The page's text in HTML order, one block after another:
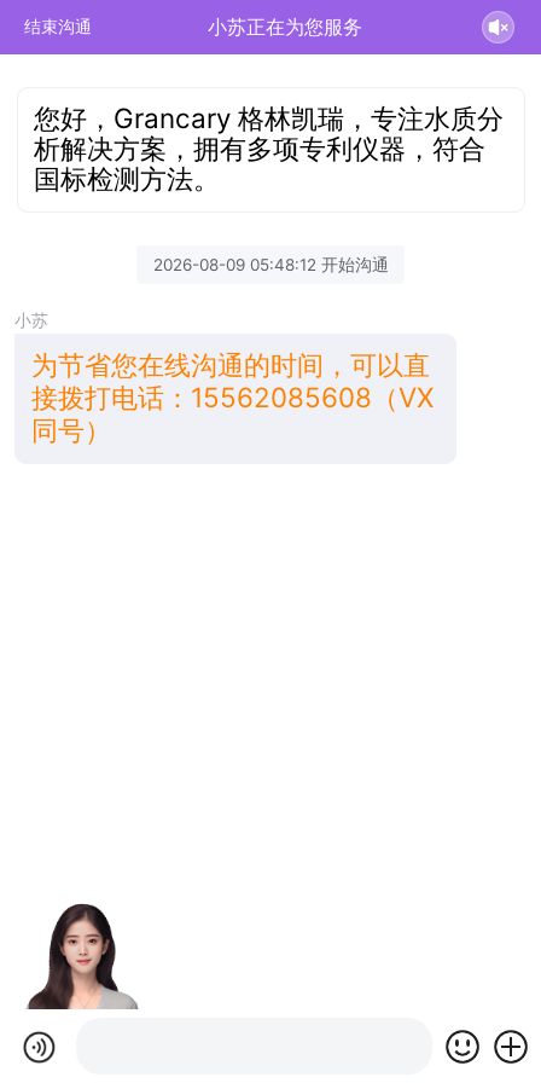
结束沟通 小苏正在为您服务
您好，Grancary 格林凯瑞，专注水质分
析解决方案，拥有多项专利仪器，符合
国标检测方法。
2026-08-09 05:48:12 开始沟通
小苏
为节省您在线沟通的时间，可以直
接拨打电话：15562085608（VX
同号）